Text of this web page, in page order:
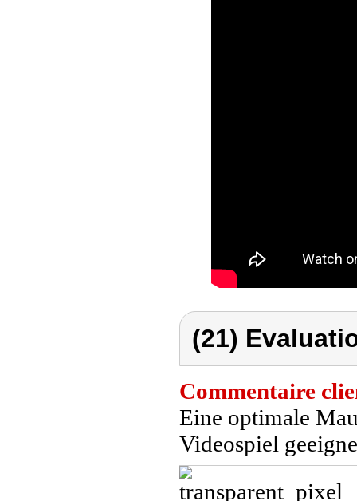
(21)
Commentaire
Eine optimale
Videospiel